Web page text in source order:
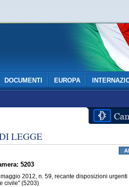
DOCUMENTI EUROPA
LEGGE
5203
2012, n. 59, recante disposizioni
civile" (5203)